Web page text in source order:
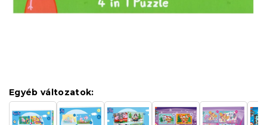
Egyéb változatok: